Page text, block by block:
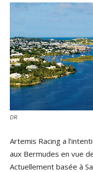
DR
Artemis Racing a
aux Bermudes en vue
Actuellement basée à